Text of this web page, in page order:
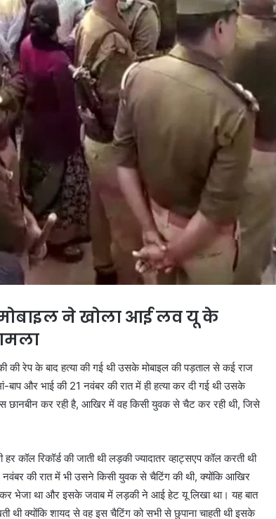
मोबाइल ने खोला आई लव यू के
की रेप के बाद हत्या की गई थी उसके मोबाइल की पड़ताल से कई राज
और भाई की 21 नवंबर की रात में ही हत्या कर दी गई थी उसके
छानबीन कर रही है, आखिर में वह किसी युवक से चैट कर रही थी, जिसे
कॉल रिकॉर्ड की जाती थी लड़की ज्यादातर व्हाट्सएप कॉल करती थी
की रात में भी उसने किसी युवक से चैटिंग की थी, क्योंकि आखिर
भेजा था और इसके जवाब में लड़की ने आई हेट यू लिखा था। यह बात
थी क्योंकि शायद से वह इस चैटिंग को सभी से छुपाना चाहती थी इसके